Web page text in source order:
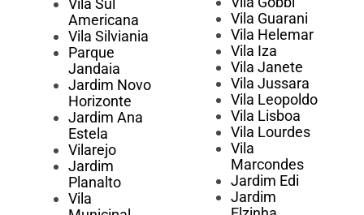
Vila Sul
Americana
Vila Silviania
Parque
Jandaia
Jardim Novo
Horizonte
Jardim Ana
Estela
Vilarejo
Jardim
Planalto
Vila
Vila Guarani
Vila Helemar
Vila Iza
Vila Janete
Vila Jussara
Vila Leopoldo
Vila Lisboa
Vila Lourdes
Vila
Marcondes
Jardim Edi
Jardim